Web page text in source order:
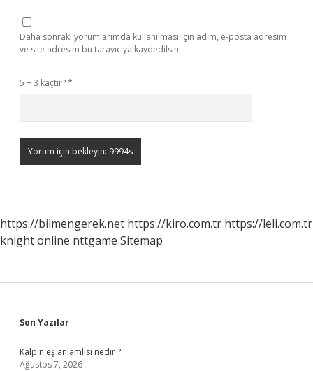
Daha sonraki yorumlarımda kullanılması için adım, e-posta adresim
ve site adresim bu tarayıcıya kaydedilsin.
5 + 3 kaçtır?*
https://bilmengerek.net https://kiro.com.tr https://leli.com.tr
knight online nttgame Sitemap
Sidebar
Son Yazılar
Kalpın eş anlamlısı nedir ?
Ağustos 7, 2026